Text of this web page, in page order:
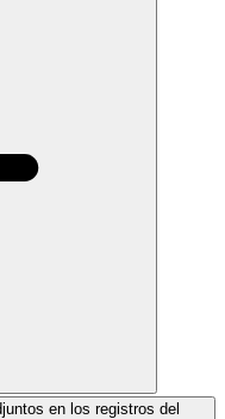
en los registros del